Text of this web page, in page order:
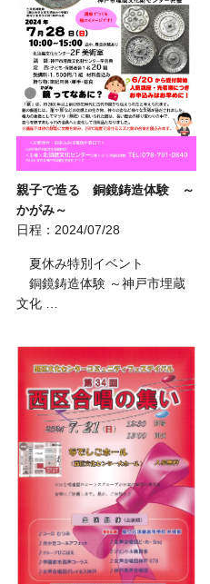
親子で造る 銅鏡鋳造体験 ～
かがみ～
日程：2024/07/28
夏休み特別イベント
銅鏡鋳造体験 ～神戸市埋蔵
文化 …